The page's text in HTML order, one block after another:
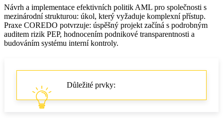
Návrh a implementace efektivních politik AML pro společnosti s
mezinárodní strukturou: úkol, který vyžaduje komplexní přístup.
Praxe COREDO potvrzuje: úspěšný projekt začíná s podrobným
auditem rizik PEP, hodnocením podnikové transparentnosti a
budováním systému interní kontroly.
Důležité prvky: